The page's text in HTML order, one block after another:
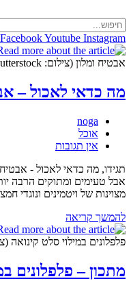
to
content
FacebookYoutube Instagram
אבטיח ומלון (צילום: shutterstock)
מה כדאי לאכול –
מחבר:
noga
קטגוריה:
אוכל
תגובות:
אין תגובות
תגידו, מה כדאי לאכול -
מצוינות של ויטמינים ונוגדי
להמשך קריאהמה
כדאי
לאכול
אבטיח
או
פלפלונים במילוי סלט קינואה
מתכון – פלפלונים